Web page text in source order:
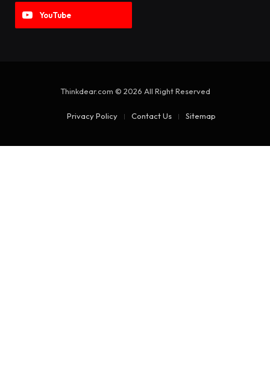
YouTube
Thinkdear.com © 2026 All Right Reserved
Privacy Policy Contact Us Sitemap